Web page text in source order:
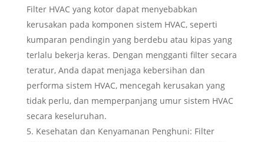
Filter HVAC yang kotor dapat menyebabkan
kerusakan pada komponen sistem HVAC, seperti
kumparan pendingin yang berdebu atau kipas yang
terlalu bekerja keras. Dengan mengganti filter secara
teratur, Anda dapat menjaga kebersihan dan
performa sistem HVAC, mencegah kerusakan yang
tidak perlu, dan memperpanjang umur sistem HVAC
secara keseluruhan.
Kesehatan dan Kenyamanan Penghuni: Filter